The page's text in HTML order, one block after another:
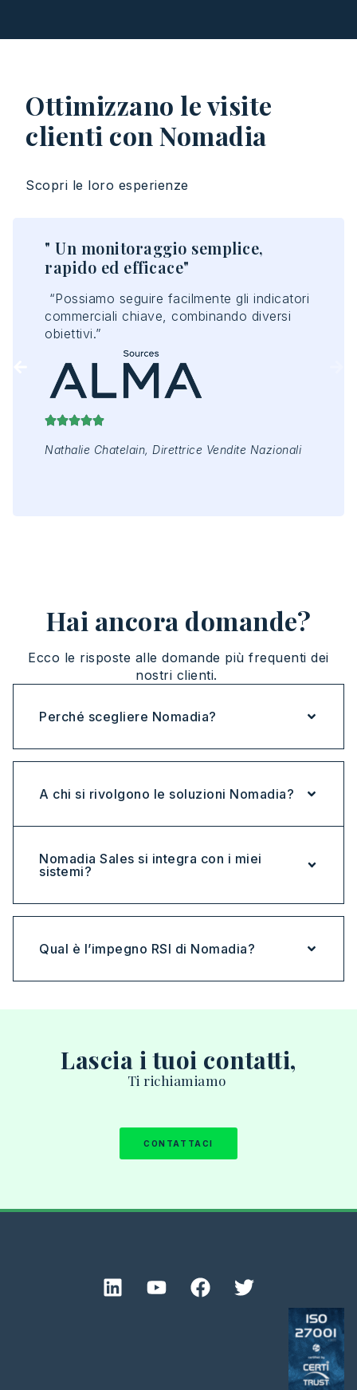
Ottimizzano le visite
clienti con Nomadia
Scopri le loro esperienze
" Un monitoraggio semplice,
rapido ed efficace"
“Possiamo seguire facilmente gli indicatori
commerciali chiave combinando diversi
obiettivi.”
Nathalie Chatelain, Direttrice Vendite Nazionali
Hai ancora domande?
Ecco le risposte alle domande piùfrequenti dei
nostri clienti.
Perché scegliere Nomadia?
A chi si rivolgono le soluzioni Nomadia?
Nomadia Sales si integra con i miei
sistemi?
Qual è l’impegno RSI di Nomadia?
Lascia i tuoi contatti,
Ti richiamiamo
CONTATTACI